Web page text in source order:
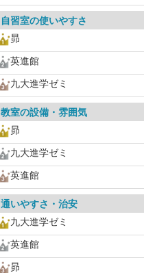
自習室の使いやすさ
昴
英進館
九大進学ゼミ
教室の設備・雰囲気
昴
九大進学ゼミ
英進館
通いやすさ・治安
九大進学ゼミ
英進館
昴